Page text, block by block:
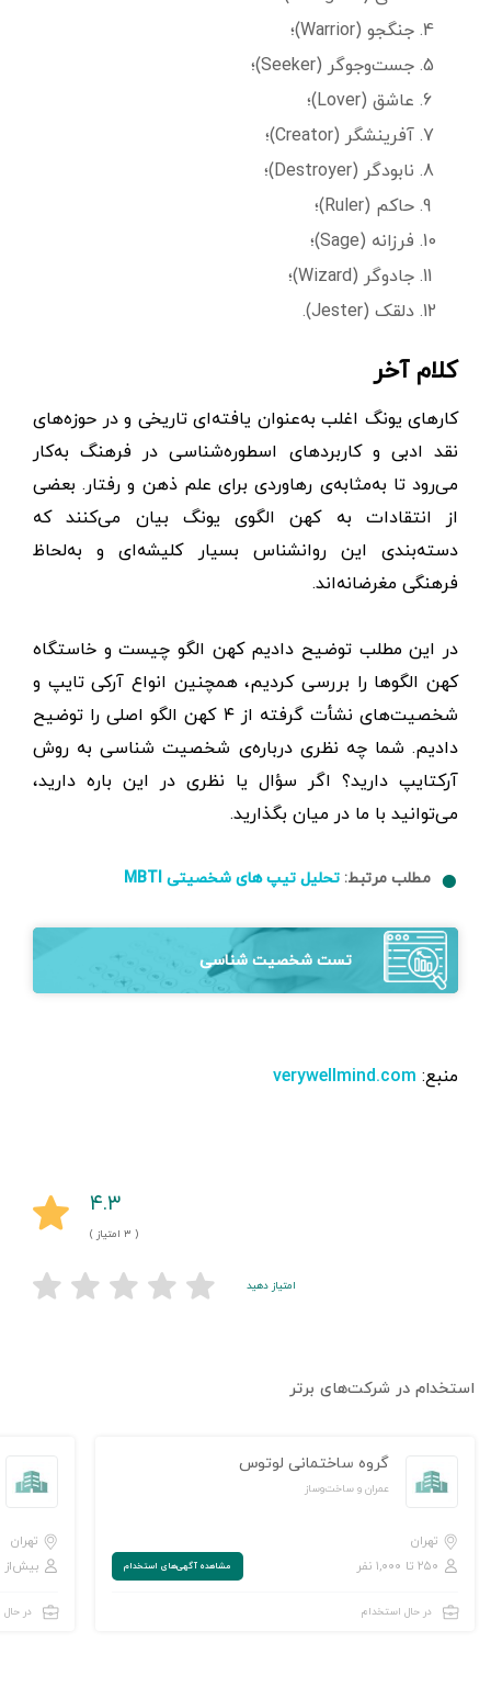
جنگجو (Warrior)؛
جست‌و‌جوگر (Seeker)؛
عاشق (Lover)؛
آفرینشگر (Creator)؛
نابودگر (Destroyer)؛
حاکم (Ruler)؛
فرزانه (Sage)؛
جادوگر (Wizard)؛
دلقک (Jester).
کلام آخر
کار‌های یونگ اغلب به‌عنوان یافته‌ای تاریخی و در حوزه‌های
نقد ادبی و کاربردهای اسطوره‌شناسی در فرهنگ به‌کار
می‌رود تا به‌مثابه‌ی رهاوردی برای علم ذهن و رفتار. بعضی
از انتقادات به کهن‌ الگوی یونگ بیان می‌کنند که
دسته‌بندی این روانشناس بسیار کلیشه‌ای و به‌لحاظ
فرهنگی مغرضانه‌اند.
در این مطلب توضیح دادیم کهن الگو چیست و خاستگاه
کهن الگوها را بررسی کردیم، همچنین انواع آرکی تایپ و
شخصیت‌های نشأت گرفته از ۴ کهن الگو اصلی را توضیح
دادیم. شما چه نظری درباره‌ی شخصیت شناسی به روش
آرکتایپ دارید؟ اگر سؤال یا نظری در این باره دارید،
می‌توانید با ما در میان بگذارید.
مطلب مرتبط: تحلیل تیپ های شخصیتی MBTI
تست شخصیت شناسی
منبع: verywellmind.com
۴.۳
( ۳ امتیاز )
امتیاز دهید
استخدام در شرکت‌های برتر
گروه ساختمانی لوتوس
عمران و ساخت‌وساز
تهران
۲۵۰ تا ۱,۰۰۰ نفر
مشاهده‌ آگهی‌های استخدام
در حال استخدام
تهران
بیش‌از ۱,۰۰۰ نفر
در